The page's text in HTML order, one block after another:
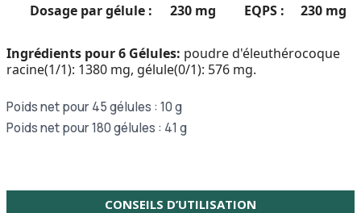
Dosage par gélule : 230 mg EQPS : 230 mg
Ingrédients pour 6 Gélules: poudre d'éleuthérocoque
racine(1/1): 1380 mg, gélule(0/1): 576 mg.
Poids net pour 45 gélules : 10 g
Poids net pour 180 gélules : 41 g
CONSEILS D’UTILISATION